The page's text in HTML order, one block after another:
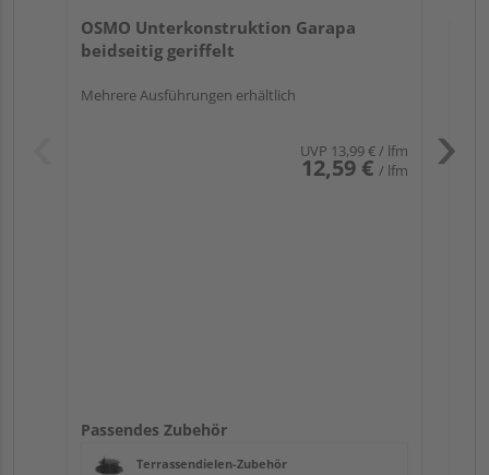
OSMO Unterkonstruktion Garapa
beidseitig geriffelt
Mehrere Ausführungen erhältlich
UVP 13,99 €/ lfm
12,59 € / lfm
Passendes Zubehör
Terrassendielen-Zubehör